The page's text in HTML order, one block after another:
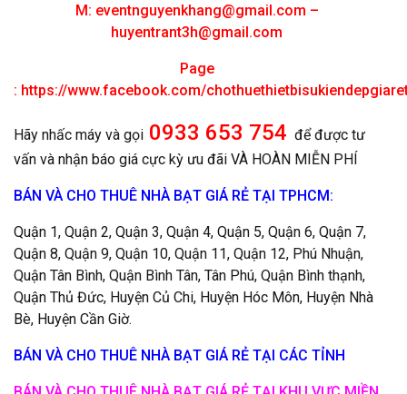
M: eventnguyenkhang@gmail.com –
huyentrant3h@gmail.com
Page
: https://www.facebook.com/
Hãy nhấc máy và gọi 0933 653 754 để được tư
vấn và nhận báo giá cực kỳ ưu đãi VÀ HOÀN MIỄN PHÍ
BÁN VÀ CHO THUÊ NHÀ BẠT GIÁ RẺ TẠI TPHCM:
Quận 1, Quận 2, Quận 3, Quận 4, Quận 5, Quận 6, Quận 7,
Quận 8, Quận 9, Quận 10, Quận 11, Quận 12, Phú Nhuận,
Quận Tân Bình, Quận Bình Tân, Tân Phú, Quận Bình thạnh,
Quận Thủ Đức, Huyện Củ Chi, Huyện Hóc Môn, Huyện Nhà
Bè, Huyện Cần Giờ.
BÁN VÀ CHO THUÊ NHÀ BẠT GIÁ RẺ TẠI CÁC TỈNH